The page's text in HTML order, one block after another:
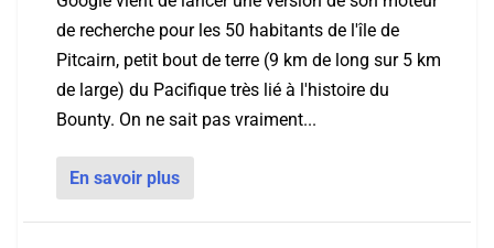
de recherche pour les 50 habitants de l'île de
Pitcairn, petit bout de terre (9 km de long sur 5 km
de large) du Pacifique très lié à l'histoire du
Bounty. On ne sait pas vraiment...
En savoir plus